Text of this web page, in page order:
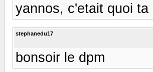
yannos, c'etait quoi ta
stephanedu17
bonsoir le dpm